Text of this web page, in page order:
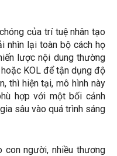
của trí tuệ nhân tạo
nhìn lại toàn bộ cách họ
lược nội dung thường
KOL để tận dụng độ
thì hiện tại, mô hình này
hợp với một bối cảnh
sâu vào quá trình sáng
con người, nhiều thương